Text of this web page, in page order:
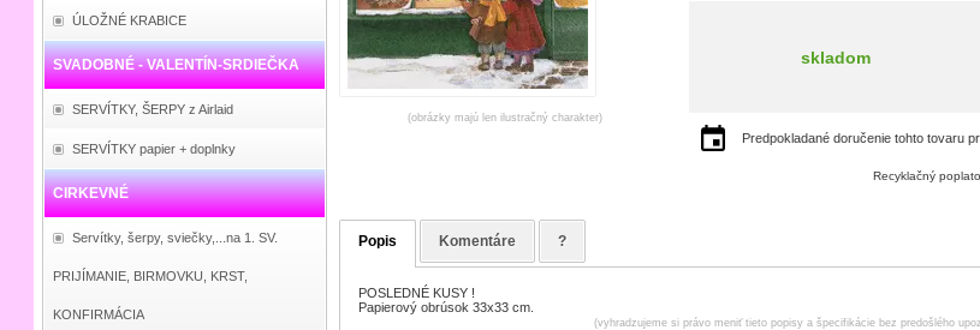
ÚLOŽNÉ KRABICE
SVADOBNÉ - VALENTÍN-SRDIEČKA
SERVÍTKY, ŠERPY z Airlaid
SERVÍTKY papier + doplnky
CIRKEVNÉ
Servítky, šerpy, sviečky,...na 1. SV.
PRIJÍMANIE, BIRMOVKU, KRST,
KONFIRMÁCIA
(obrázky majú len ilustračný charakter)
skladom
Predpokladané doručenie tohto tovaru
Recyklačný
Popis Komentáre ?
POSLEDNÉ KUSY !
Papierový obrúsok 33x33 cm.
(vyhradzujeme si právo meniť tieto popisy a špecifikácie bez predošlého